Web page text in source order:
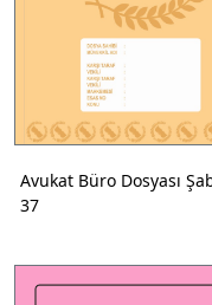
Avukat Büro Dosyası
37